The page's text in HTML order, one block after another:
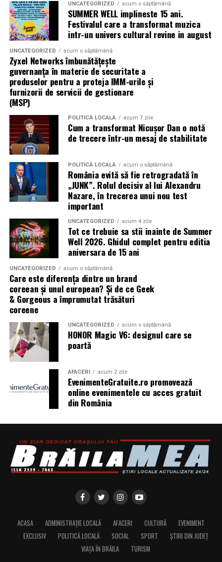
UNCATEGORIZED acum o săptămână
SUMMER WELL implineste 15 ani.
Festivalul care a transformat muzica
intr-un univers cultural revine in august
UNCATEGORIZED acum o săptămână
Zyxel Networks îmbunătățește
guvernanța în materie de securitate a
produselor pentru a proteja IMM-urile și
furnizorii de servicii de gestionare
(MSP)
POLITICĂ LOCALĂ acum 7 zile
Cum a transformat Nicușor Dan o notă
de trecere într-un mesaj de stabilitate
POLITICĂ LOCALĂ acum o săptămână
România evită să fie retrogradată în
„JUNK”. Rolul decisiv al lui Alexandru
Nazare, în trecerea unui nou test
important
UNCATEGORIZED acum 4 zile
Tot ce trebuie sa stii inainte de Summer
Well 2026. Ghidul complet pentru editia
aniversara de 15 ani
UNCATEGORIZED acum o săptămână
Care este diferența dintre un brand
coreean și unul european? Și de ce Geek
& Gorgeous a împrumutat trăsături
coreene
UNCATEGORIZED acum o săptămână
HONOR Magic V6: designul care se
poartă
AFACERI acum 2 zile
EvenimenteGratuite.ro promovează
online evenimentele cu acces gratuit
din România
ACASA ADMINISTRAȚIE LOCALĂ AFACERI CULTURĂ
EVENIMENT
EXCLUSIV
POLITICĂ LOCALĂ SOCIAL SPORT
ȘTIRI DIN JUDEȚ
VIAȚA ÎN BRĂILA
TURISM